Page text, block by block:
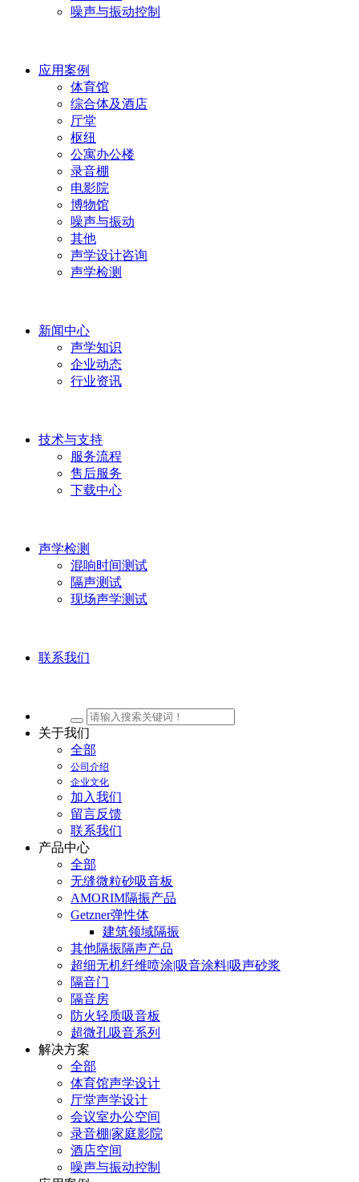
噪声与振动控制
应用案例
体育馆
综合体及酒店
厅堂
枢纽
公寓办公楼
录音棚
电影院
博物馆
噪声与振动
其他
声学设计咨询
声学检测
新闻中心
声学知识
企业动态
行业资讯
技术与支持
服务流程
售后服务
下载中心
声学检测
混响时间测试
隔声测试
现场声学测试
联系我们
关于我们
全部
公司介绍
企业文化
加入我们
留言反馈
联系我们
产品中心
全部
无缝微粒砂吸音板
AMORIM隔振产品
Getzner弹性体
建筑领域隔振
其他隔振隔声产品
超细无机纤维喷涂|吸音涂料|吸声砂浆
隔音门
隔音房
防火轻质吸音板
超微孔吸音系列
解决方案
全部
体育馆声学设计
厅堂声学设计
会议室办公空间
录音棚|家庭影院
酒店空间
噪声与振动控制